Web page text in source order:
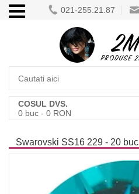
021-255.21.87
COSUL DVS.
0 buc - 0 RON
Swarovski SS16 229 - 20 buc